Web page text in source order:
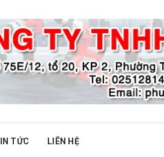
TỨC LIÊN HỆ